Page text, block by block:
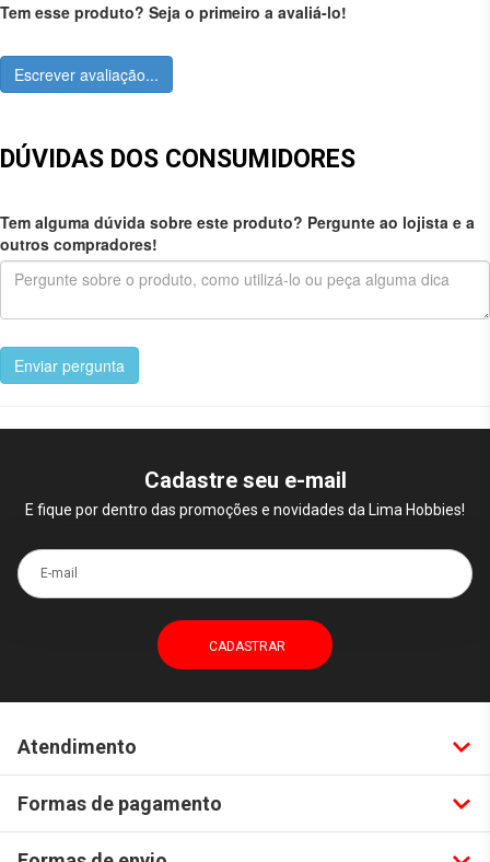
Tem esse produto? Seja o primeiro a avaliá-lo!
Escrever avaliação...
DÚVIDAS DOS CONSUMIDORES
Tem alguma dúvida sobre este produto? Pergunte ao lojista e a
outros compradores!
Enviar pergunta
Cadastre seu e-mail
E fique por dentro das promoções e novidades da Lima Hobbies!
E-mail
Atendimento
Formas de pagamento